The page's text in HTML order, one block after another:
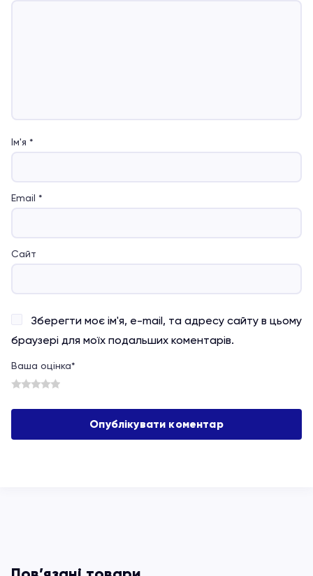
Ім'я *
Email *
Сайт
Зберегти моє ім'я, e-mail, та адресу сайту в цьому
браузері для моїх подальших коментарів.
Ваша оцінка*
4
3
2
1